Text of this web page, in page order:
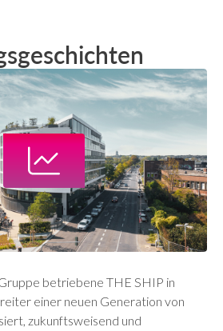
betriebene THE SHIP in
einer neuen Generation von
zukunftsweisend und